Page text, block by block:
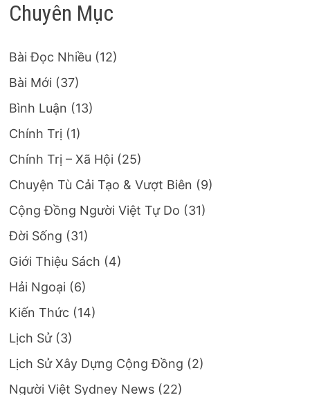
Chuyên Mục
Bài Đọc Nhiều (12)
Bài Mới (37)
Bình Luận (13)
Chính Trị (1)
Chính Trị – Xã Hội (25)
Chuyện Tù Cải Tạo & Vượt Biên (9)
Cộng Đồng Người Việt Tự Do (31)
Đời Sống (31)
Giới Thiệu Sách (4)
Hải Ngoại (6)
Kiến Thức (14)
Lịch Sử(3)
Lịch Sử Xây Dựng Cộng Đồng (2)
Người Việt Sydney News (22)